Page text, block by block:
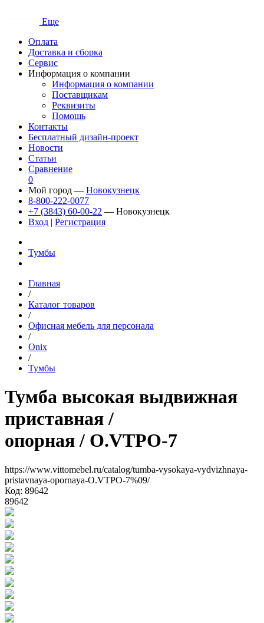
Еще
Оплата
Доставка и сборка
Сервис
Информация о компании
Информация о компании
Поставщикам
Реквизиты
Помощь
Контакты
Бесплатный дизайн-проект
Новости
Статьи
Сравнение
0
Мой город — Новокузнецк
8-800-222-0077
+7 (3843) 60-00-22 — Новокузнецк
Вход | Регистрация
Тумбы
Главная
/
Каталог товаров
/
Офисная мебель для персонала
/
Onix
/
Тумбы
Тумба высокая выдвижная
приставная /
опорная / O.VTPO-7
https://www.vittomebel.ru/catalog/tumba-vysokaya-vydvizhnaya-
pristavnaya-opornaya-O.VTPO-7%09/
Код: 89642
89642